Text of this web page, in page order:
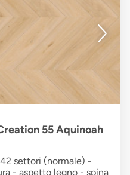
55 Aquinoah
settori (normale) -
- aspetto legno - spina